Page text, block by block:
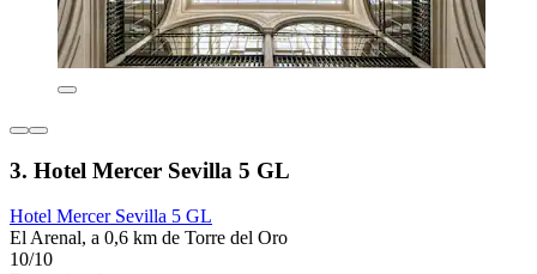
3. Hotel Mercer Sevilla 5 GL
Hotel Mercer Sevilla 5 GL
El Arenal, a 0,6 km de Torre del Oro
10/10